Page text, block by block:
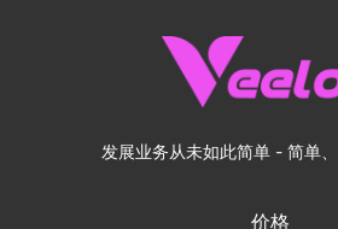
发展业务从未如此简单 - 简单
价格